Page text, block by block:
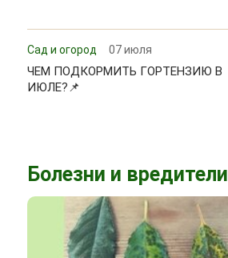
Сад и огород 07 июля
ЧЕМ ПОДКОРМИТЬ ГОРТЕНЗИЮ В
ИЮЛЕ?📌
Болезни и вредители